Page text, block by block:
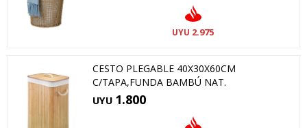
UYU 2.975
CESTO PLEGABLE 40X30X60CM
C/TAPA,FUNDA BAMBÚ NAT.
UYU 1.800